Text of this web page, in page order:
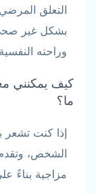
التعلق
بشكل غير
وراحته
كيف يمكنني
ما؟
إذا كنت تشعر
الشخص، وتقدم
مزاجية بناءً